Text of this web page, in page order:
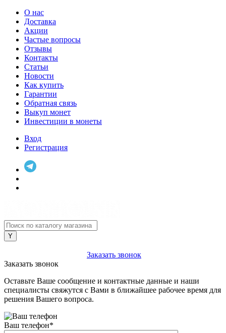
О нас
Доставка
Акции
Частые вопросы
Отзывы
Контакты
Статьи
Новости
Как купить
Гарантии
Обратная связь
Выкуп монет
Инвестиции в монеты
Вход
Регистрация
Заказать звонок
Заказать звонок
Оставьте Ваше сообщение и контактные данные и наши
специалисты свяжутся с Вами в ближайшее рабочее время для
решения Вашего вопроса.
Ваш телефон*